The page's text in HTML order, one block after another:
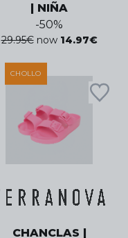
| NIÑA
-50%
29.95€ now 14.97€
CHOLLO
CHANCLAS |